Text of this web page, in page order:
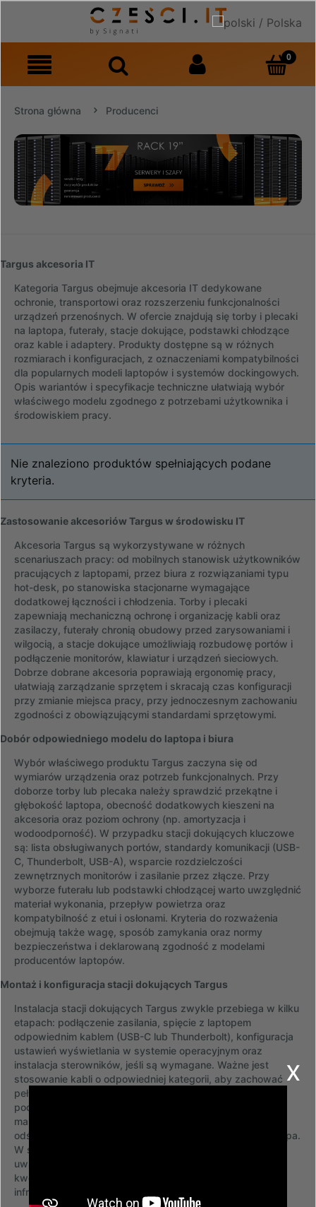
Strona główna Producenci
Targus akcesoria IT
Kategoria Targus obejmuje akcesoria IT dedykowane
ochronie, transportowi oraz rozszerzeniu funkcjonalności
urządzeń przenośnych. W ofercie znajdują się torby i plecaki
na laptopa, futerały, stacje dokujące, podstawki chłodzące
oraz kable i adaptery. Produkty dostępne są w różnych
rozmiarach i konfiguracjach, z oznaczeniami kompatybilności
dla popularnych modeli laptopów i systemów dockingowych.
Opis wariantów i specyfikacje techniczne ułatwiają wybór
właściwego modelu zgodnego z potrzebami użytkownika i
środowiskiem pracy.
Nie znaleziono produktów spełniających podane
kryteria.
Zastosowanie akcesoriów Targus w środowisku IT
Akcesoria Targus są wykorzystywane w różnych
scenariuszach pracy: od mobilnych stanowisk użytkowników
pracujących z laptopami, przez biura z rozwiązaniami typu
hot-desk, po stanowiska stacjonarne wymagające
dodatkowej łączności i chłodzenia. Torby i plecaki
zapewniają mechaniczną ochronę i organizację kabli oraz
zasilaczy, futerały chronią obudowy przed zarysowaniami i
wilgocią, a stacje dokujące umożliwiają rozbudowę portów i
podłączenie monitorów, klawiatur i urządzeń sieciowych.
Dobrze dobrane akcesoria poprawiają ergonomię pracy,
ułatwiają zarządzanie sprzętem i skracają czas konfiguracji
przy zmianie miejsca pracy, przy jednoczesnym zachowaniu
zgodności z obowiązującymi standardami sprzętowymi.
Dobór odpowiedniego modelu do laptopa i biura
Wybór właściwego produktu Targus zaczyna się od
wymiarów urządzenia oraz potrzeb funkcjonalnych. Przy
doborze torby lub plecaka należy sprawdzić przekątne i
głębokość laptopa, obecność dodatkowych kieszeni na
akcesoria oraz poziom ochrony (np. amortyzacja i
wodoodporność). W przypadku stacji dokujących kluczowe
są: lista obsługiwanych portów, standardy komunikacji (USB-
C, Thunderbolt, USB-A), wsparcie rozdzielczości
zewnętrznych monitorów i zasilanie przez złącze. Przy
wyborze futerału lub podstawki chłodzącej warto uwzględnić
materiał wykonania, przepływ powietrza oraz
kompatybilność z etui i osłonami. Kryteria do rozważenia
obejmują także wagę, sposób zamykania oraz normy
bezpieczeństwa i deklarowaną zgodność z modelami
producentów laptopów.
Montaż i konfiguracja stacji dokujących Targus
Instalacja stacji dokujących Targus zwykle przebiega w kilku
etapach: podłączenie zasilania, spięcie z laptopem
odpowiednim kablem (USB-C lub Thunderbolt), konfiguracja
ustawień wyświetlania w systemie operacyjnym oraz
instalacja sterowników, jeśli są wymagane. Ważne jest
stosowanie kabli o odpowiedniej kategorii, aby zachować
pełną przepustowość i funkcjonalność portów. Przy
podłączaniu monitorów należy zwrócić uwagę na
maksymalne obsługiwane rozdzielczości i częstotliwości
odświeżania, a także na priorytetyzację zasilania dla laptopa.
W środowiskach korporacyjnych konfiguracja powinna
uwzględniać polityki bezpieczeństwa sieciowego oraz
kwestie adresowania urządzeń i dopasowania do
infrastruktury IT.
x